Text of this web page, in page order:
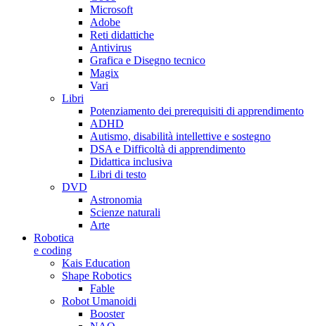
Microsoft
Adobe
Reti didattiche
Antivirus
Grafica e Disegno tecnico
Magix
Vari
Libri
Potenziamento dei prerequisiti di apprendimento
ADHD
Autismo, disabilità intellettive e sostegno
DSA e Difficoltà di apprendimento
Didattica inclusiva
Libri di testo
DVD
Astronomia
Scienze naturali
Arte
Robotica
e coding
Kais Education
Shape Robotics
Fable
Robot Umanoidi
Booster